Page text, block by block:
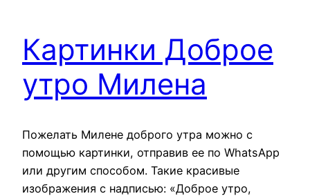
Картинки Доброе
утро Милена
Пожелать Милене доброго утра можно с
помощью картинки, отправив ее по WhatsApp
или другим способом. Такие красивые
изображения с надписью: «Доброе утро,